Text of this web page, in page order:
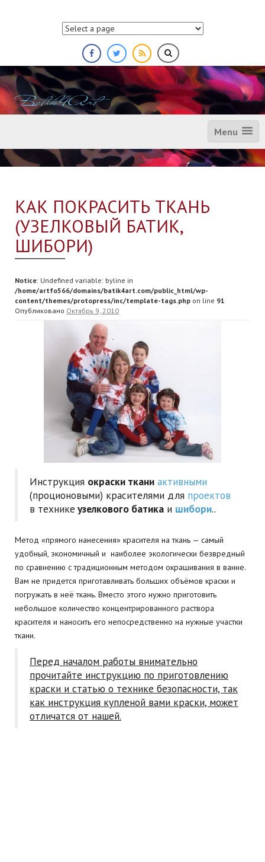
с
т
и
т
ь
Menu
КАК ПОКРАСИТЬ ТКАНЬ
(УЗЕЛКОВЫЙ БАТИК,
ШИБОРИ)
Notice: Undefined variable: byline in
/home/artfo566/domains/batik4art.com/public_html/wp-
content/themes/protopress/inc/template-tags.php on line 91
Опубликовано Октябрь 9, 2010
Инструкция окраски ткани активными
(проционовыми) красителями для проектов
в технике узелкового батика и шибори..
Метод «прямого нанесения» красителя на ткань — самый
удобный, экономичный и наиболее экологически безвредный
по сравнению с традиционным методом окрашивания в ванне.
Вам не придется приготавливать больших объёмов краски и
погружать в неё ткань. Вместо этого нужно приготовить
небольшое количество концентрированного раствора
красителя и наносить его непосредственно на нужные участки
ткани.
Перед началом работы внимательно
прочитайте инструкцию по приготовлению
краски и статью о технике безопасности, так
как инструкция купленой вами краски, может
отличатся от нашей.